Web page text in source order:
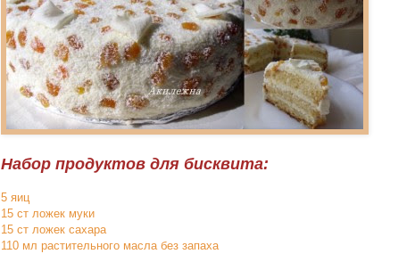
Набор продуктов для бисквита:
5 яиц
15 ст ложек муки
15 ст ложек сахара
110 мл растительного масла без запаха